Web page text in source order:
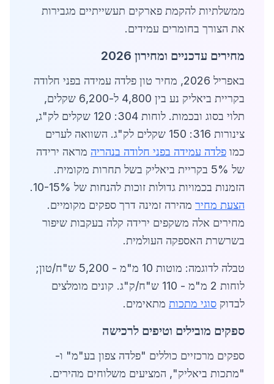
ממשלתיות להקמת פארקים תעשייתיים מגבירות
את הצורך בחומרים עמידים.
מחירים עדכניים ומחירון 2026
באפריל 2026, מחיר טון פלדה עמידה בפני חלודה
בקריית ביאליק נע בין 4,800 ל-6,200 שקלים,
תלוי בסוג ובכמות. לוחות 304: 120 שקלים לק"ג,
צינורות 316: 150 שקלים לק"ג. השוואה לערים
כמו פלדה עמידה בפני חלודה בנהריה מראה ירידה
של 5% בקריית ביאליק בשל תחרות מקומית.
הזמנות בכמויות גדולות זוכות להנחות של 10-15%.
הצעת מחיר מהירה זמינה דרך ספקים מקומיים.
מחירים אלה משקפים ירידה קלה בעקבות שיפור
בשרשרת האספקה העולמית.
טבלה לדוגמה: מוטות 10 מ"מ - 5,200 ש"ח/טון;
לוחות 2 מ"מ - 110 ש"ח/ק"ג. קונים מומלצים
לבדוק סוגי מתכות מתאימים.
ספקים מובילים וטיפים לרכישה
ספקים מרכזיים כוללים "פלדה צפון בע"מ" ו-
"מתכות ביאליק", המציעים משלוחים מהירים.